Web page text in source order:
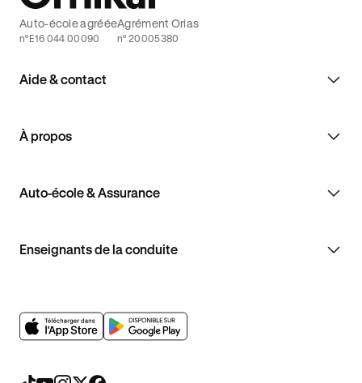
Aide & contact
À propos
Auto-école & Assurance
Enseignants de la conduite
Auto-école agréée
n°E16 044 00090
Agrément Orias
n° 20005380